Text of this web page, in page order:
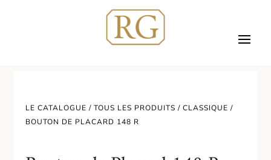
LE CATALOGUE /TOUS LES PRODUITS /CLASSIQUE /
BOUTON DE PLACARD 148 R